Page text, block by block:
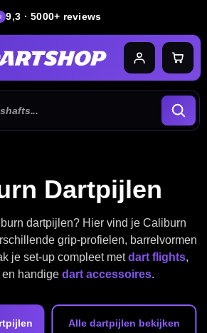
9,3 · 5000+ reviews
Dartpijlen
dartpijlen? Hier vind je Caliburn
grip-profielen, barrelvormen
je set-up compleet metdart flights,
handige dart accessoires.
Alle dartpijlen bekijken